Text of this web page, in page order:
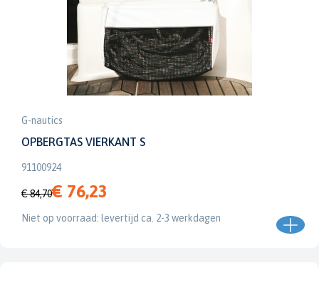
G-nautics
OPBERGTAS VIERKANT S
91100924
€ 84,70€ 76,23
Niet op voorraad: levertijd ca. 2-3 werkdagen